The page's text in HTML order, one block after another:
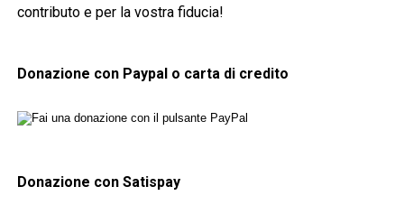
contributo e per la vostra fiducia!
Donazione con Paypal o carta di credito
Donazione con Satispay